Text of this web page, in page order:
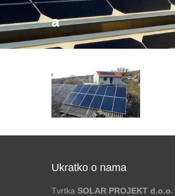
a
Ukratko o nama
Tvrtka SOLAR PROJEKT d.o.o.